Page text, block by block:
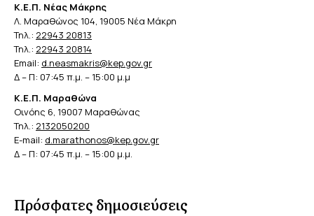
Κ.Ε.Π. Νέας Μάκρης
Λ. Μαραθώνος 104, 19005 Νέα Μάκρη
Τηλ.: 22943 20813
Τηλ.: 22943 20814
Email: d.neasmakris@kep.gov.gr
Δ – Π: 07:45 π.μ. – 15:00 μ.μ
Κ.Ε.Π. Μαραθώνα
Οινόης 6, 19007 Μαραθώνας
Τηλ.: 2132050200
E-mail: d.marathonos@kep.gov.gr
Δ – Π: 07:45 π.μ. – 15:00 μ.μ.
Πρόσφατες δημοσιεύσεις